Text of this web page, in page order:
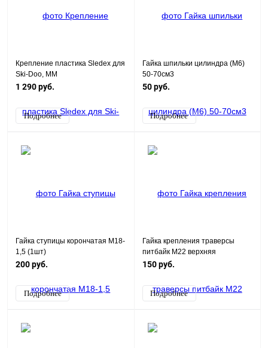
Крепление пластика Sledex для
Ski-Doo, MM
1 290 руб.
Подробнее
Гайка шпильки цилиндра (М6)
50-70см3
50 руб.
Подробнее
Гайка ступицы корончатая M18-
1,5 (1шт)
200 руб.
Подробнее
Гайка крепления траверсы
питбайк М22 верхняя
150 руб.
Подробнее